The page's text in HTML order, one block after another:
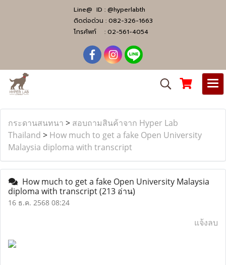
Line@ ID : @hyperlabth
ติดต่อด่วน : 082-326-1663
โทรศัพท์ : 02-561-4054
กระดานสนทนา > สอบถามสินค้าจาก Hyper Lab
Thailand > How much to get a fake Open University
Malaysia diploma with transcript
How much to get a fake Open University Malaysia
diploma with transcript(213 อ่าน)
16 ธ.ค. 2568 08:24
แจ้งลบ